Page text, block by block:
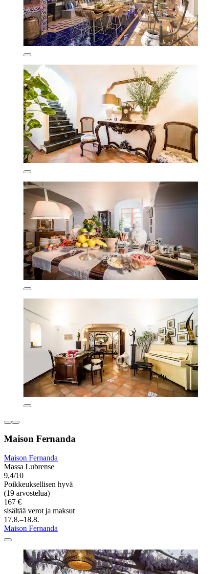
Maison Fernanda
Maison Fernanda
Massa Lubrense
9,4/10
Poikkeuksellisen hyvä
(19 arvostelua)
167 €
sisältää verot ja maksut
17.8.–18.8.
Maison Fernanda